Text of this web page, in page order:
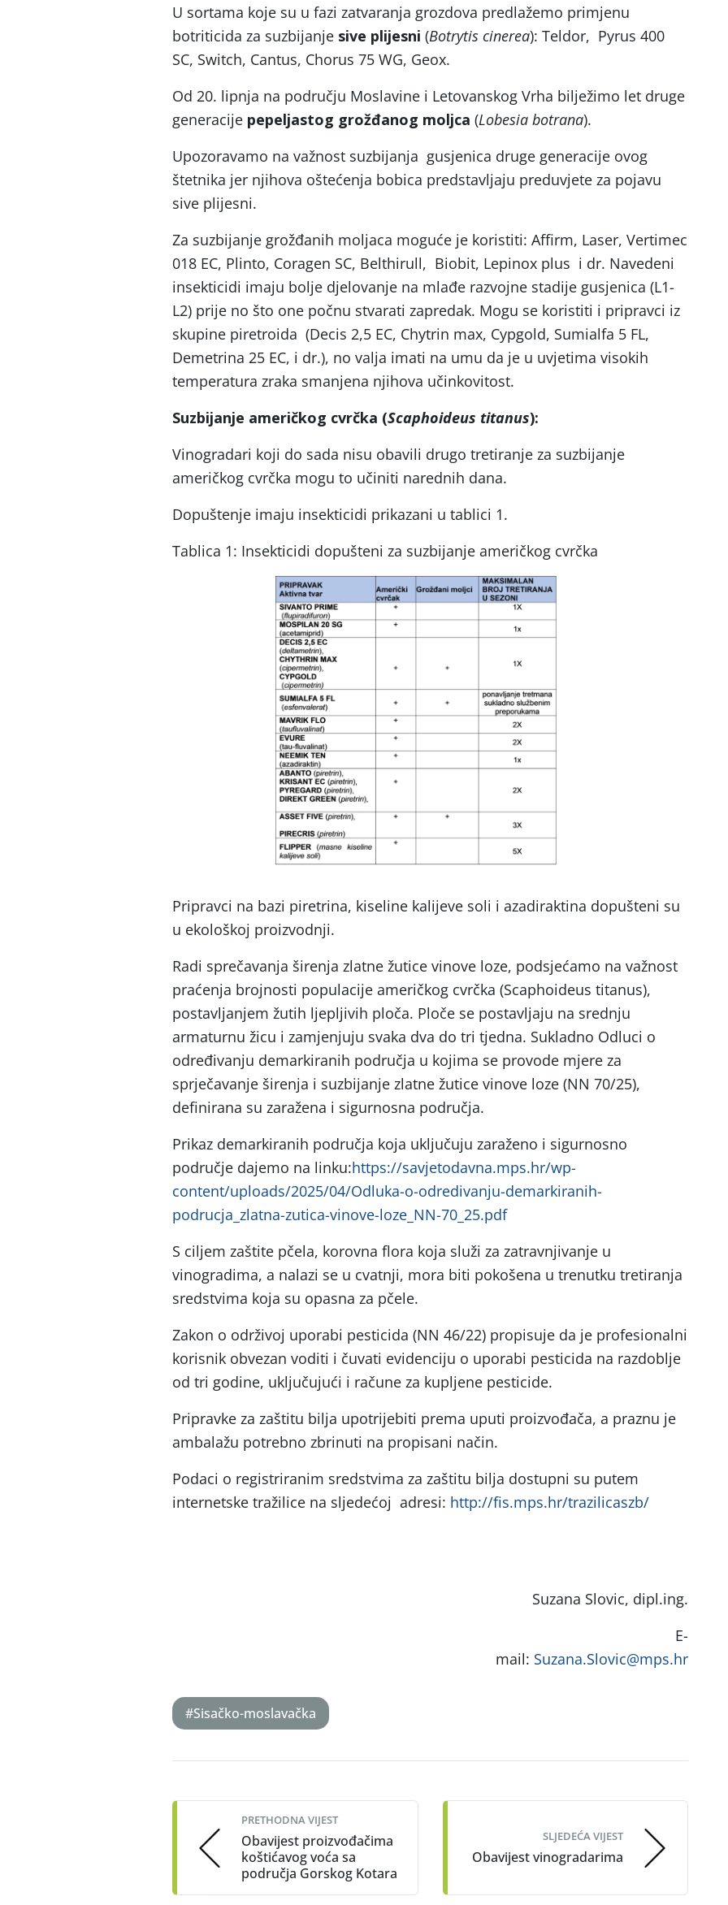
U sortama koje su u fazi zatvaranja grozdova predlažemo primjenu
botriticida za suzbijanje sive plijesni (Botrytis cinerea): Teldor, Pyrus 400
SC, Switch, Cantus, Chorus 75 WG, Geox.
Od 20. lipnja na području Moslavine i Letovanskog Vrha bilježimo let druge
generacije pepeljastog grožđanog moljca (Lobesia botrana).
Upozoravamo na važnost suzbijanja gusjenica druge generacije ovog
štetnika jer njihova oštećenja bobica predstavljaju preduvjete za pojavu
sive plijesni.
Za suzbijanje grožđanih moljaca moguće je koristiti: Affirm, Laser, Vertimec
018 EC, Plinto, Coragen SC, Belthirull, Biobit, Lepinox plus i dr. Navedeni
insekticidi imaju bolje djelovanje na mlađe razvojne stadije gusjenica (L1-
L2) prije no što one počnu stvarati zapredak. Mogu se koristiti i pripravci iz
skupine piretroida (Decis 2,5 EC, Chytrin max, Cypgold, Sumialfa 5 FL,
Demetrina 25 EC, i dr.), no valja imati na umu da je u uvjetima visokih
temperatura zraka smanjena njihova učinkovitost.
Suzbijanje američkog cvrčka (Scaphoideus titanus):
Vinogradari koji do sada nisu obavili drugo tretiranje za suzbijanje
američkog cvrčka mogu to učiniti narednih dana.
Dopuštenje imaju insekticidi prikazani u tablici 1.
Tablica 1: Insekticidi dopušteni za suzbijanje američkog cvrčka
Pripravci na bazi piretrina, kiseline kalijeve soli i azadiraktina dopušteni su
u ekološkoj proizvodnji.
Radi sprečavanja širenja zlatne žutice vinove loze, podsjećamo na važnost
praćenja brojnosti populacije američkog cvrčka (Scaphoideus titanus),
postavljanjem žutih ljepljivih ploča. Ploče se postavljaju na srednju
armaturnu žicu i zamjenjuju svaka dva do tri tjedna. Sukladno Odluci o
određivanju demarkiranih područja u kojima se provode mjere za
sprječavanje širenja i suzbijanje zlatne žutice vinove loze (NN 70/25),
definirana su zaražena i sigurnosna područja.
Prikaz demarkiranih područja koja uključuju zaraženo i sigurnosno
područje dajemo na linku:https://savjetodavna.mps.hr/wp-
content/uploads/2025/04/Odluka-o-odredivanju-demarkiranih-
podrucja_zlatna-zutica-vinove-loze_NN-70_25.pdf
S ciljem zaštite pčela, korovna flora koja služi za zatravnjivanje u
vinogradima, a nalazi se u cvatnji, mora biti pokošena u trenutku tretiranja
sredstvima koja su opasna za pčele.
Zakon o održivoj uporabi pesticida (NN 46/22) propisuje da je profesionalni
korisnik obvezan voditi i čuvati evidenciju o uporabi pesticida na razdoblje
od tri godine, uključujući i račune za kupljene pesticide.
Pripravke za zaštitu bilja upotrijebiti prema uputi proizvođača, a praznu je
ambalažu potrebno zbrinuti na propisani način.
Podaci o registriranim sredstvima za zaštitu bilja dostupni su putem
internetske tražilice na sljedećoj adresi: http://fis.mps.hr/trazilicaszb/
Suzana Slovic, dipl.ing.
E-
mail: Suzana.Slovic@mps.hr
#Sisačko-moslavačka
navigation
PRETHODNA VIJEST
Obavijest proizvođačima
koštićavog voća sa
područja Gorskog Kotara
SLJEDEĆA VIJEST
Obavijest vinogradarima